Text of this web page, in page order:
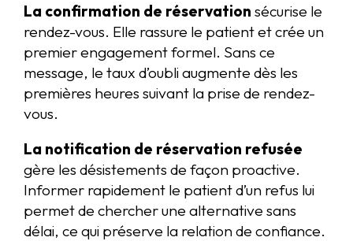
La confirmation de réservation sécurise le
rendez-vous. Elle rassure le patient et crée un
premier engagement formel. Sans ce
message, le taux d’oubli augmente dès les
premières heures suivant la prise de rendez-
vous.
La notification de réservation refusée
gère les désistements de façon proactive.
Informer rapidement le patient d’un refus lui
permet de chercher une alternative sans
délai, ce qui préserve la relation de confiance.